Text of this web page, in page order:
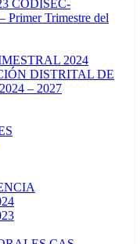
CODISEC-
Trimestre del
2024
DISTRITAL DE
– 2027